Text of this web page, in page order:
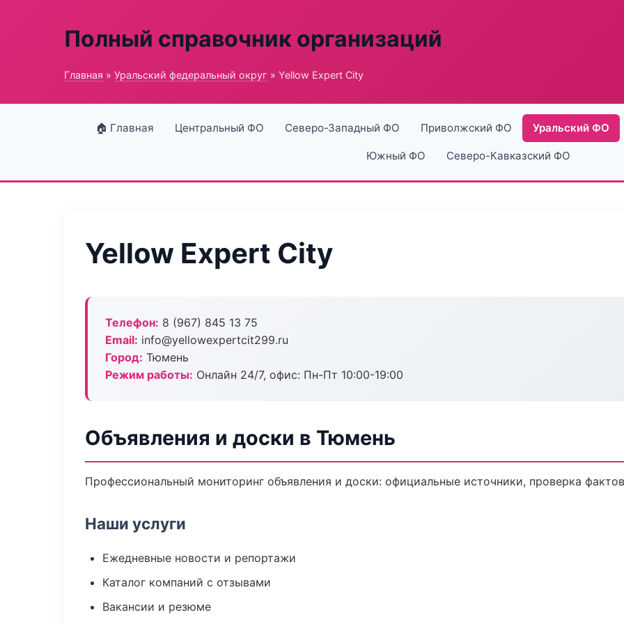
Полный справочник организаций
Главная » Уральский федеральный округ » Yellow Expert City
🏠 Главная Центральный ФО Северо-Западный ФО Приволжский ФО Уральский ФО
Южный ФО Северо-Кавказский ФО
Yellow Expert City
Телефон: 8 (967) 845 13 75
Email: info@yellowexpertcit299.ru
Город: Тюмень
Режим работы: Онлайн 24/7, офис: Пн-Пт 10:00-19:00
Объявления и доски в Тюмень
Профессиональный мониторинг объявления и доски: официальные источники, проверка
Наши услуги
Ежедневные новости и репортажи
Каталог компаний с отзывами
Вакансии и резюме